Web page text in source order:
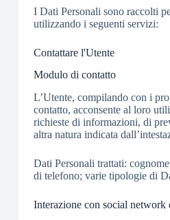
I Dati Personali sono raccolti
utilizzando i seguenti servizi:
Contattare l'Utente
Modulo di contatto
L’Utente, compilando con i
contatto, acconsente al loro
richieste di informazioni, di
altra natura indicata
Dati Personali trattati:
di telefono; varie tipologie di
Interazione con social network